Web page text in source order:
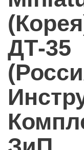
ДТ-35